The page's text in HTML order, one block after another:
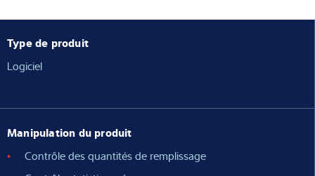
Type de produit
Logiciel
Manipulation du produit
Contrôle des quantités de remplissage